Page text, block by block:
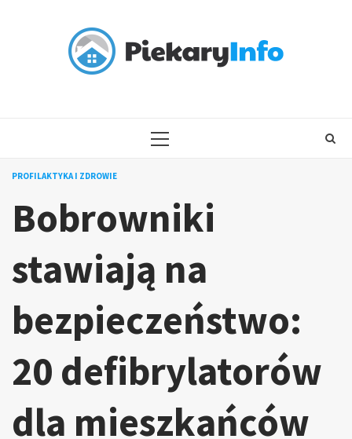
PRIMARY
PROFILAKTYKA I ZDROWIE
Bobrowniki
stawiają na
bezpieczeństwo:
20 defibrylatorów
dla mieszkańców